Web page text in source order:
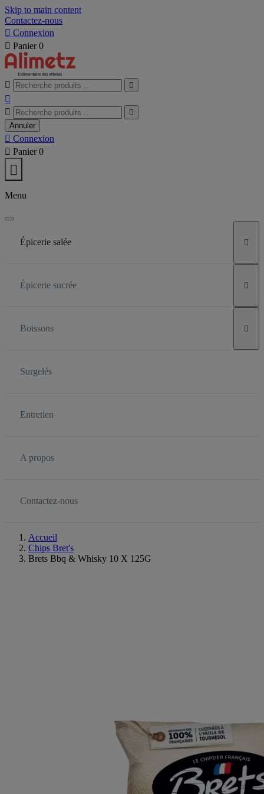
Skip to main content
Contactez-nous
 Connexion
 Panier 0
 



Annuler
 Connexion
 Panier 0

Menu
Épicerie salée 
Épicerie sucrée 
Boissons 
Surgelés
Entretien
A propos
Contactez-nous
Accueil
Chips Bret's
Brets Bbq & Whisky 10 X 125G